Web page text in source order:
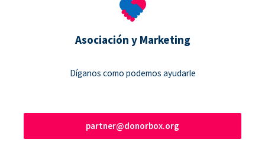
Asociación y Marketing
Díganos como podemos ayudarle
partner@donorbox.org